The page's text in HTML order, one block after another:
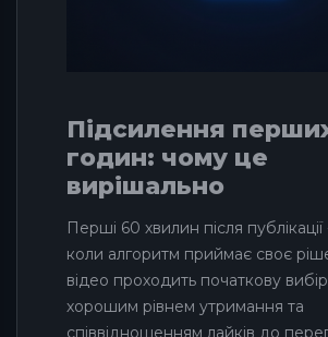
Підсилення
годин: чому це
вирішально
Перші 60 хвилин після публікації
коли алгоритм приймає своє
відео проходить початкову
хорошим рівнем утримання та
співвідношенням лайків до